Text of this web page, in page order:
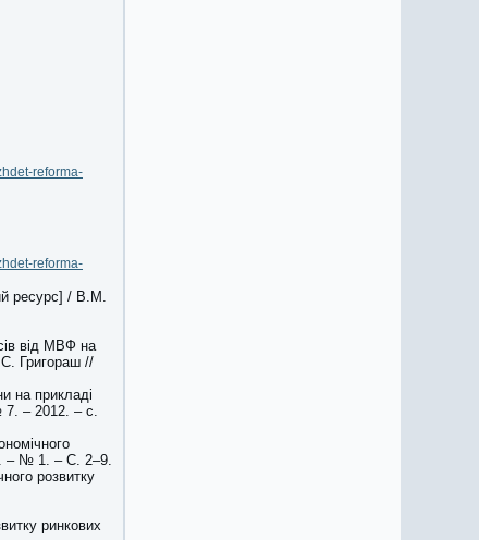
reforma-
reforma-
ресурс] / В.М.
від МВФ на
Григораш //
на прикладі
– 2012. – с.
– № 1. – С. 2–9.
розвитку
ринкових